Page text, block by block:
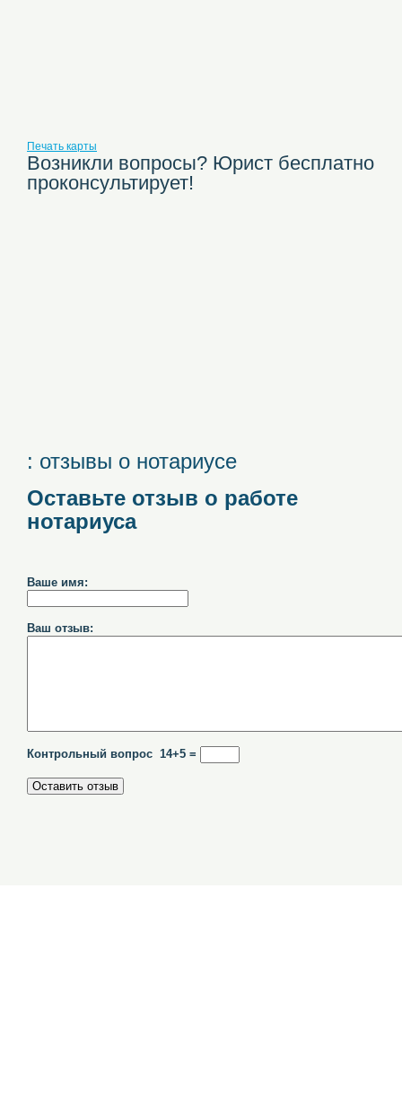
Печать карты
Возникли вопросы? Юрист бесплатно
проконсультирует!
: отзывы о нотариусе
Оставьте отзыв о работе
нотариуса
Ваше имя:
Ваш отзыв:
Контрольный вопрос 14+5 =